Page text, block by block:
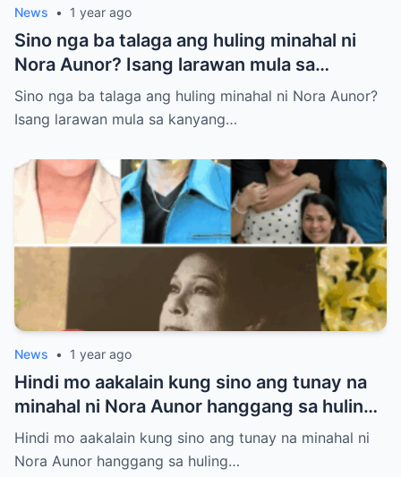
News • 1 year ago
Sino nga ba talaga ang huling minahal ni
Nora Aunor? Isang larawan mula sa
kanyang lamay ang naglalaman ng lihim na
matagal nang itinatago.
Sino nga ba talaga ang huling minahal ni Nora Aunor?
Isang larawan mula sa kanyang…
News • 1 year ago
Hindi mo aakalain kung sino ang tunay na
minahal ni Nora Aunor hanggang sa huling
hininga! Ang isang larawan sa lamay ang
susi sa misteryong ito
Hindi mo aakalain kung sino ang tunay na minahal ni
Nora Aunor hanggang sa huling…